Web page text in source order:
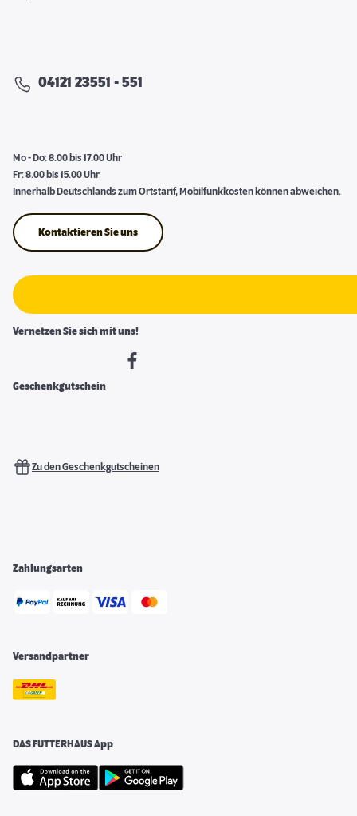
04121 23551 - 551
Mo - Do: 8.00 bis 17.00 Uhr
Fr: 8.00 bis 15.00 Uhr
Innerhalb Deutschlands zum Ortstarif, Mobilfunkkosten können abweichen.
Kontaktieren Sie uns
Vernetzen Sie sich mit uns!
Geschenkgutschein
Zu den Geschenkgutscheinen
Zahlungsarten
Versandpartner
DAS FUTTERHAUS App